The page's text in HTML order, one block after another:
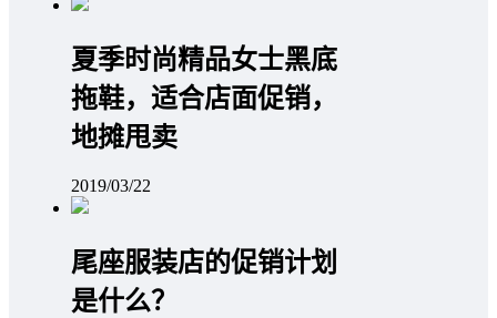
夏季时尚精品女士黑底
拖鞋，适合店面促销，
地摊甩卖
2019/03/22
尾座服装店的促销计划
是什么？